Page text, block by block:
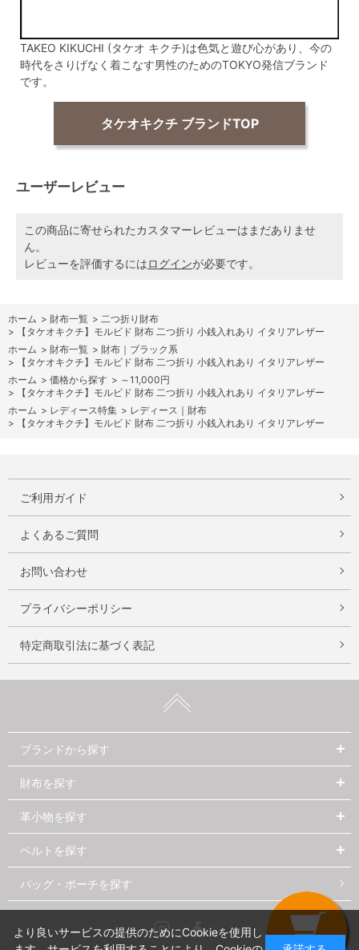
TAKEO KIKUCHI (タケオ キクチ)は色気と遊び心があり、今の
時代をさりげなく着こなす男性のためのTOKYO発信ブランド
です。
タケオキクチ ブランドTOP
ユーザーレビュー
この商品に寄せられたカスタマーレビューはまだありませ
ん。
レビューを評価するにはログインが必要です。
ホーム > 財布一覧 > 二つ折り財布
>
【タケオキクチ】モルビド 財布 二つ折り 小銭入れあり イタリアレザー
ホーム > 財布一覧 > 財布｜ブラック系
>
【タケオキクチ】モルビド 財布 二つ折り 小銭入れあり イタリアレザー
ホーム > 価格から探す > ～11,000円
>
【タケオキクチ】モルビド 財布 二つ折り 小銭入れあり イタリアレザー
ホーム > レディース特集 > レディース｜財布
>
【タケオキクチ】モルビド 財布 二つ折り 小銭入れあり イタリアレザー
ご利用ガイド
よくあるご質問
お問い合わせ
プライバシーポリシー
特定商取引法に基づく表記
ブランドから探す
財布を探す
革小物を探す
ベルトを探す
バッグ・ポーチを探す
InstagramFacebook
より良いサービスの提供のためにCookieを使用し